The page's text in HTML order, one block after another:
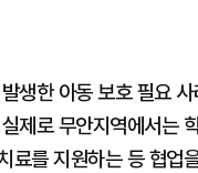
생한 아동 보호 필요
제로 무안지역에서는
료를 지원하는 등 협업